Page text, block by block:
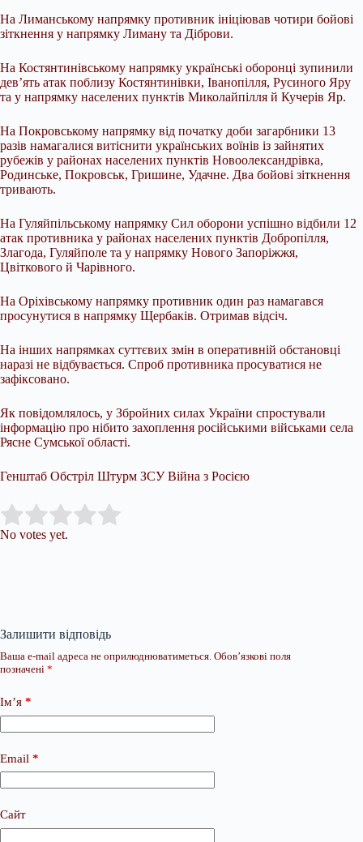
На Лиманському напрямку противник ініціював чотири бойові
зіткнення у напрямку Лиману та Діброви.
На Костянтинівському напрямку українські оборонці зупинили
дев’ять атак поблизу Костянтинівки, Іванопілля, Русиного Яру
та у напрямку населених пунктів Миколайпілля й Кучерів Яр.
На Покровському напрямку від початку доби загарбники 13
разів намагалися витіснити українських воїнів із зайнятих
рубежів у районах населених пунктів Новоолександрівка,
Родинське, Покровськ, Гришине, Удачне. Два бойові зіткнення
тривають.
На Гуляйпільському напрямку Сил оборони успішно відбили 12
атак противника у районах населених пунктів Добропілля,
Злагода, Гуляйполе та у напрямку Нового Запоріжжя,
Цвіткового й Чарівного.
На Оріхівському напрямку противник один раз намагався
просунутися в напрямку Щербаків. Отримав відсіч.
На інших напрямках суттєвих змін в оперативній обстановці
наразі не відбувається. Спроб противника просуватися не
зафіксовано.
Як повідомлялось, у Збройних силах України спростували
інформацію про нібито захоплення російськими військами села
Рясне Сумської області.
Генштаб Обстріл Штурм ЗСУ Війна з Росією
Rate this item:
No votes yet.
Залишити відповідь
Ваша e-mail адреса не оприлюднюватиметься. Обов’язкові поля
позначені *
Ім’я *
Email *
Сайт